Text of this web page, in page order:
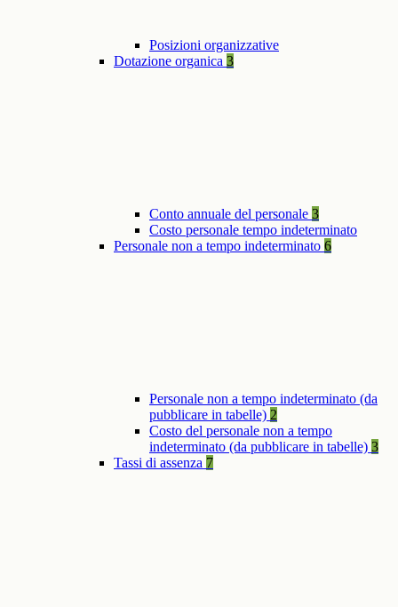
Posizioni organizzative
Dotazione organica 3
Conto annuale del personale 3
Costo personale tempo indeterminato
Personale non a tempo indeterminato 6
Personale non a tempo indeterminato (da
pubblicare in tabelle) 2
Costo del personale non a tempo
indeterminato (da pubblicare in tabelle) 3
Tassi di assenza 7